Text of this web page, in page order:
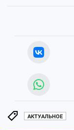
АКТУАЛЬНОЕ